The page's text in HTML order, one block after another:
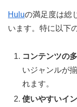
Huluの満足度は総
います。特に以下
コンテンツの
いジャンルが
れます。
使いやすいイ